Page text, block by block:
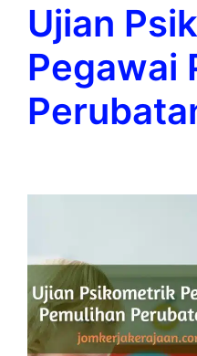
Ujian
Pegawai